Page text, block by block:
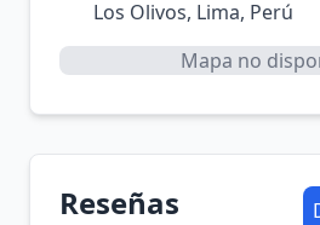
Los Olivos, Lima, Perú
Mapa no
Reseñas